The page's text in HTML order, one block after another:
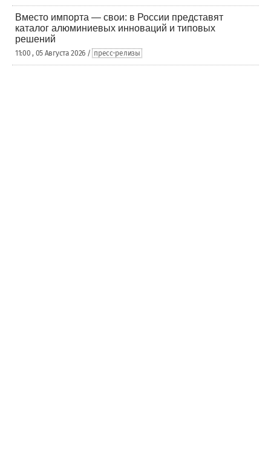
Вместо импорта — свои: в России представят
каталог алюминиевых инноваций и типовых
решений
11:00 , 05 Августа 2026 / пресс-релизы